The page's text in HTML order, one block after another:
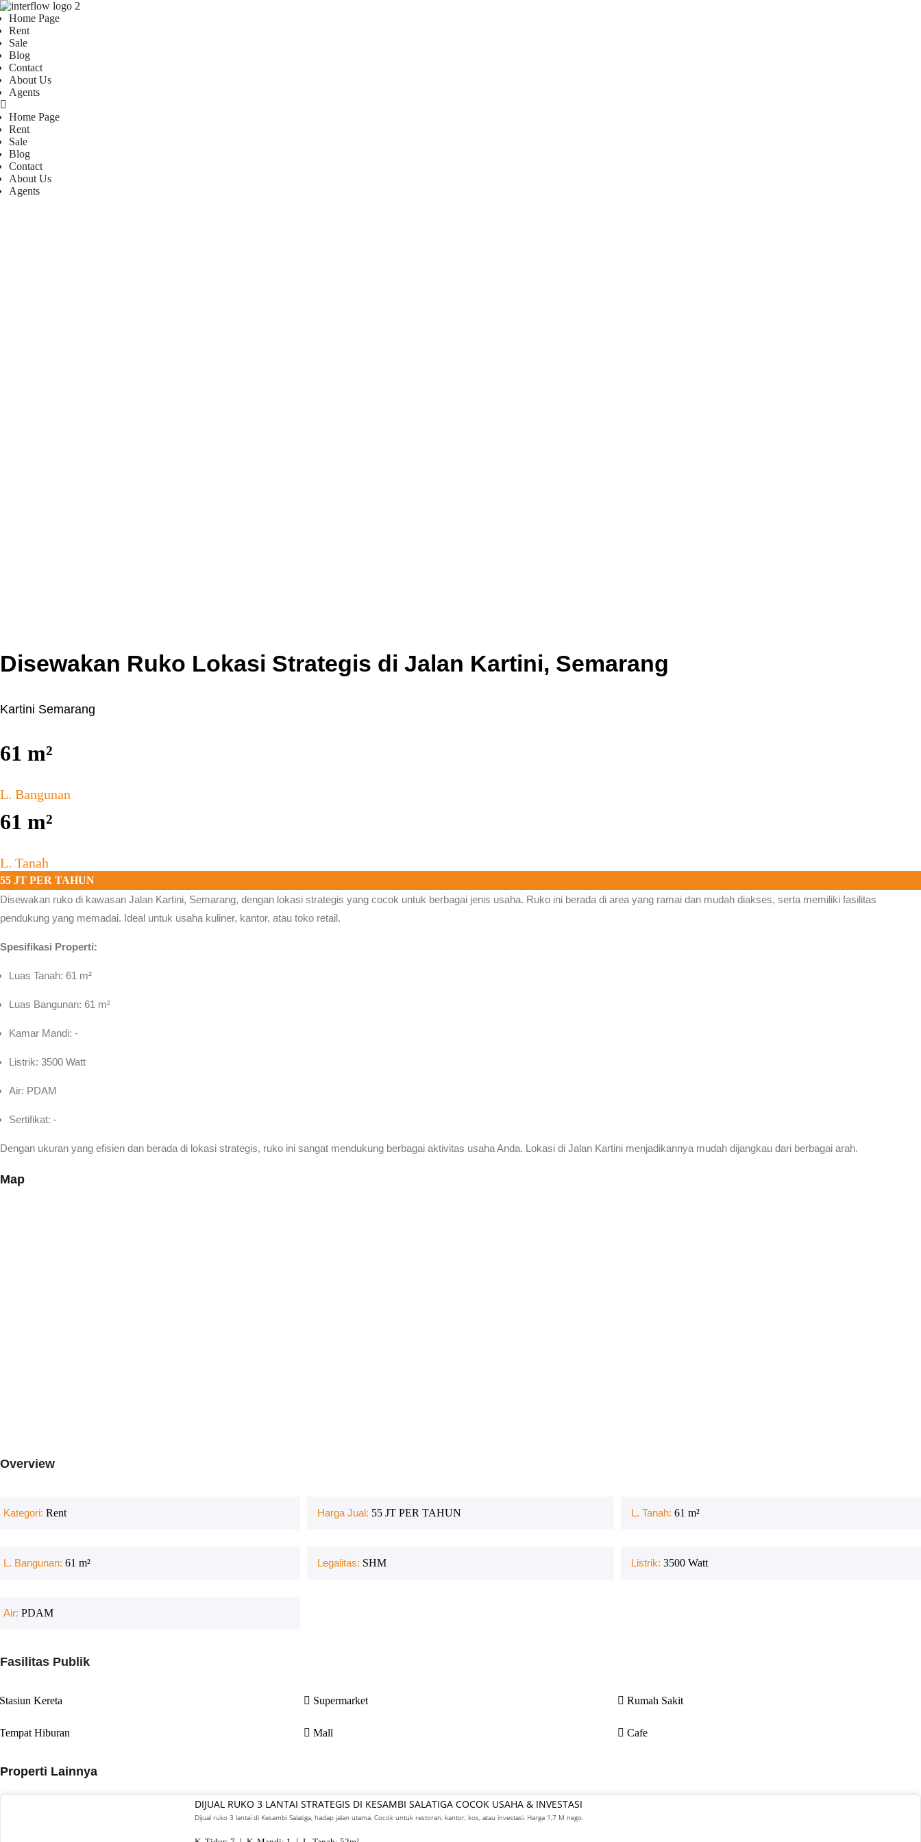
Home Page
Rent
Sale
Blog
Contact
About Us
Agents
Home Page
Rent
Sale
Blog
Contact
About Us
Agents
Disewakan Ruko Lokasi Strategis di Jalan Kartini, Semarang
Kartini Semarang
61 m²
L. Bangunan
61 m²
L. Tanah
55 JT PER TAHUN
Disewakan ruko di kawasan Jalan Kartini, Semarang, dengan lokasi strategis yang cocok untuk berbagai jenis usaha. Ruko ini berada di area yang ramai dan mudah diakses, serta memiliki fasilitas
pendukung yang memadai. Ideal untuk usaha kuliner, kantor, atau toko retail.
Spesifikasi Properti:
Luas Tanah: 61 m²
Luas Bangunan: 61 m²
Kamar Mandi: -
Listrik: 3500 Watt
Air: PDAM
Sertifikat: -
Dengan ukuran yang efisien dan berada di lokasi strategis, ruko ini sangat mendukung berbagai aktivitas usaha Anda. Lokasi di Jalan Kartini menjadikannya mudah dijangkau dari berbagai arah.
Map
Overview
Kategori: Rent Harga Jual: 55 JT PER TAHUN L. Tanah: 61 m²
L. Bangunan: 61 m² Legalitas: SHM Listrik: 3500 Watt
Air: PDAM
Fasilitas Publik
Stasiun Kereta Supermarket Rumah Sakit
Tempat Hiburan Mall Cafe
Properti Lainnya
DIJUAL RUKO 3 LANTAI STRATEGIS DI KESAMBI SALATIGA COCOK USAHA & INVESTASI
Dijual ruko 3 lantai di Kesambi Salatiga, hadap jalan utama. Cocok untuk restoran, kantor, kos, atau investasi. Harga 1,7 M nego.